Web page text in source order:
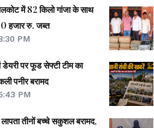
में 82 किलो गांजा के साथ
हजार रु. जब्त
PM
पर फूड सेफ्टी टीम का
पनीर बरामद
PM
तीनों बच्चे सकुशल बरामद,